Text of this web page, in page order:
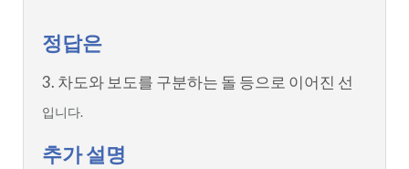
정답은
3. 차도와 보도를 구분하는 돌 등으로 이어진 선
입니다.
추가 설명